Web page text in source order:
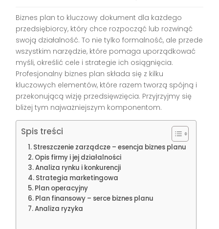
Biznes plan to kluczowy dokument dla każdego
przedsiębiorcy, który chce rozpocząć lub rozwinąć
swoją działalność. To nie tylko formalność, ale przede
wszystkim narzędzie, które pomaga uporządkować
myśli, określić cele i strategie ich osiągnięcia.
Profesjonalny biznes plan składa się z kilku
kluczowych elementów, które razem tworzą spójną i
przekonującą wizję przedsięwzięcia. Przyjrzyjmy się
bliżej tym najważniejszym komponentom.
Spis treści
Streszczenie zarządcze – esencja biznes planu
Opis firmy i jej działalności
Analiza rynku i konkurencji
Strategia marketingowa
Plan operacyjny
Plan finansowy – serce biznes planu
Analiza ryzyka